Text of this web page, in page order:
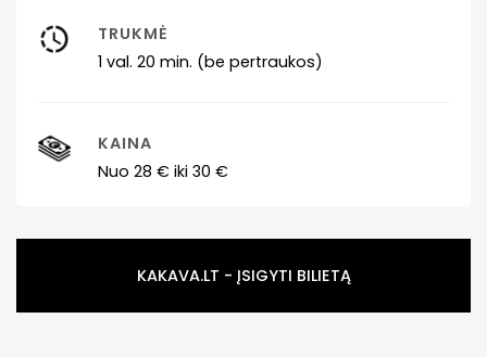
TRUKMĖ
1 val. 20 min. (be pertraukos)
KAINA
Nuo 28 € iki 30 €
KAKAVA.LT - ĮSIGYTI BILIETĄ